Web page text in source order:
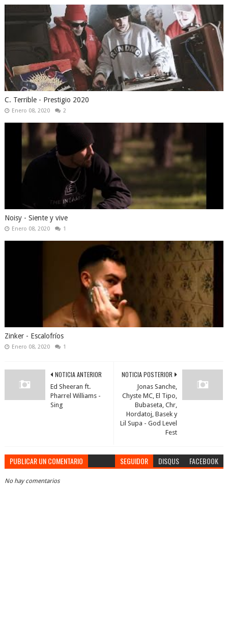
C. Terrible - Prestigio 2020
Enero 08, 2020 2
Noisy - Siente y vive
Enero 08, 2020 1
Zinker - Escalofríos
Enero 08, 2020 1
NOTICIA POSTERIOR
Jonas Sanche,
Chyste MC, El Tipo,
Bubaseta, Chr,
Hordatoj, Basek y
Lil Supa - God Level
Fest
NOTICIA ANTERIOR
Ed Sheeran ft.
Pharrel Williams -
Sing
PUBLICAR UN COMENTARIO SEGUIDOR DISQUS FACEBOOK
No hay comentarios